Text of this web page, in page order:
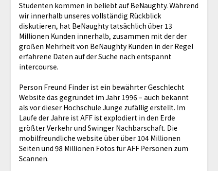
Studenten kommen in beliebt auf BeNaughty. Während
wir innerhalb unseres vollständig Rückblick
diskutieren, hat BeNaughty tatsächlich über 13
Millionen Kunden innerhalb, zusammen mit der der
großen Mehrheit von BeNaughty Kunden in der Regel
erfahrene Daten auf der Suche nach entspannt
intercourse.
Person Freund Finder ist ein bewährter Geschlecht
Website das gegründet im Jahr 1996 – auch bekannt
als vor dieser Hochschule Junge zufällig erstellt. Im
Laufe der Jahre ist AFF ist explodiert in den Erde
größter Verkehr und Swinger Nachbarschaft. Die
mobilfreundliche website über über 104 Millionen
Seiten und 98 Millionen Fotos für AFF Personen zum
Scannen.